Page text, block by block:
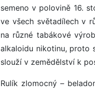
semeno v polovině 16.
ve všech světadílech v
na různé tabákové
alkaloidu nikotinu, proto
slouží v zemědělství k
Rulík zlomocný –